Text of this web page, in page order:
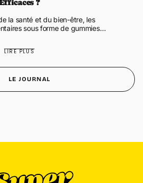
?
la santé et du bien-être, les
sous forme de gummies
LIRE PLUS
LE JOURNAL